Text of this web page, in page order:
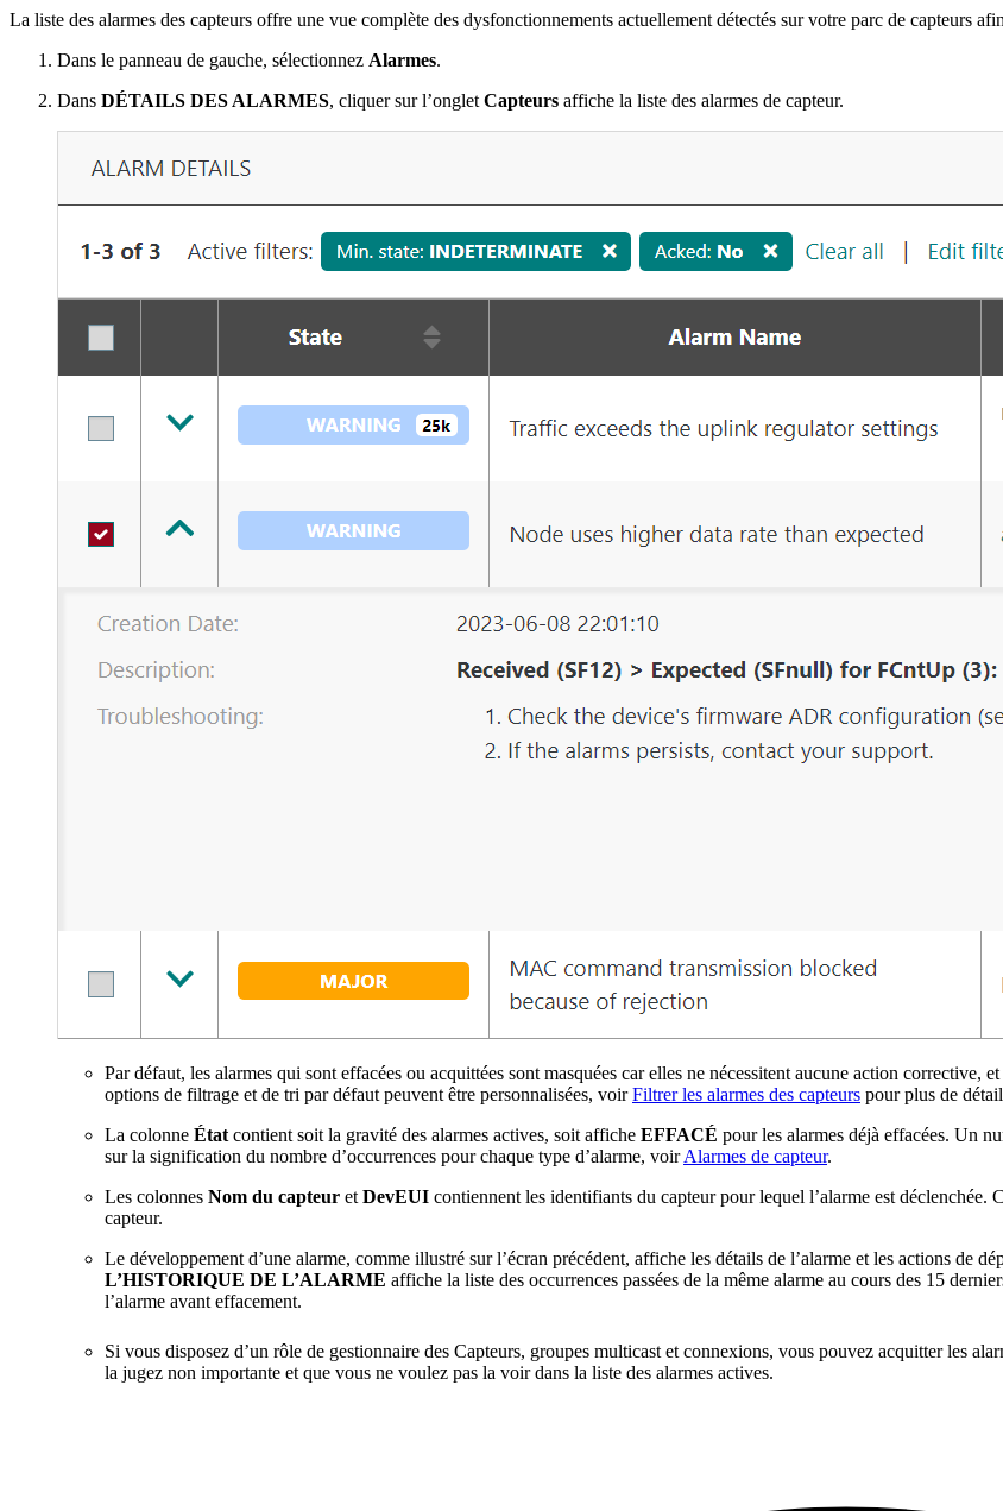
La liste des alarmes des capteurs offre une vue complète des dysfonctionnements actuellement détectés sur votre parc de capteurs
Dans le panneau de gauche, sélectionnez Alarmes.
Dans DÉTAILS DES ALARMES, cliquer sur l’onglet Capteurs affiche la liste des alarmes de capteur.
Par défaut, les alarmes qui sont effacées ou acquittées sont masquées car elles ne nécessitent aucune action corrective,
options de filtrage et de tri par défaut peuvent être personnalisées, voirFiltrer les alarmes des capteurs pour plus de
La colonne État contient soit la gravité des alarmes actives, soit affiche EFFACÉ pour les alarmes déjà effacées. Un
sur la signification du nombre d’occurrences pour chaque type d’alarme, voirAlarmes de capteur.
Les colonnes Nom du capteur et DevEUI contiennent les identifiants du capteur pour lequel l’alarme est
capteur.
Le développement d’une alarme, comme illustré sur l’écran précédent, affiche les détails de l’alarme et les actions de
L’HISTORIQUE DE L’ALARME affiche la liste des occurrences passées de la même alarme au cours des 15
l’alarme avant effacement.
Si vous disposez d’un rôle de gestionnaire des Capteurs, groupes multicast et connexions, vous pouvez acquitter les
la jugez non importante et que vous ne voulez pas la voir dans la liste des alarmes actives.